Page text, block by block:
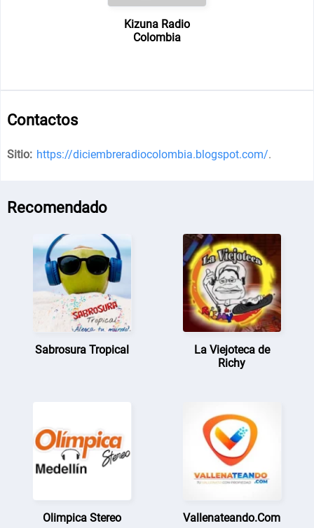
Kizuna Radio
Colombia
Contactos
Sitio: https://diciembreradiocolombia.blogspot.com/.
Recomendado
Sabrosura Tropical
La Viejoteca de
Richy
Olimpica Stereo Vallenateando.Com